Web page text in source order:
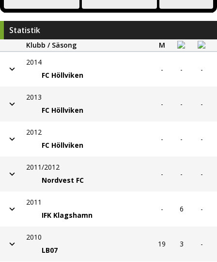
Statistik
Klubb / Säsong
M
2014
FC Höllviken
- - -
2013
FC Höllviken
- - -
2012
FC Höllviken
- - -
2011/2012
Nordvest FC
- - -
2011
IFK Klagshamn
- 6 -
2010
LB07
19 3 -